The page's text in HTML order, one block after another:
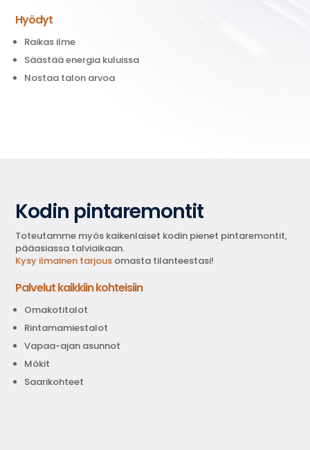
Hyödyt
Raikas ilme
Säästää energia kuluissa
Nostaa talon arvoa
Kodin pintaremontit
Toteutamme myös kaikenlaiset kodin pienet pintaremontit,
pääasiassa talviaikaan.
Kysy ilmainen tarjous omasta tilanteestasi!
Palvelut kaikkiin kohteisiin
Omakotitalot
Rintamamiestalot
Vapaa-ajan asunnot
Mökit
Saarikohteet